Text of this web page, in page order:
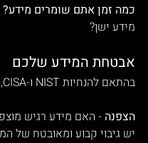
כמה זמן אתם שומרים מידע?
מידע ישן?
אבטחת המידע שלכם
בהתאם להנחיות NIST ו-CISA, בדקו:
הצפנה - האם מידע רגיש
יש גיבוי קבוע ומאובטח של